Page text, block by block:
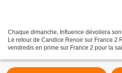
Chaque dimanche, Influence dévoilera
Le retour de Candice Renoir sur France 2
vendredis en prime sur France 2 pour la